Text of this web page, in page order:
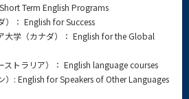
Term English Programs
）： English for Success
大学（カナダ）： English for the Global
ストラリア）： English language courses
）: English for Speakers of Other Languages